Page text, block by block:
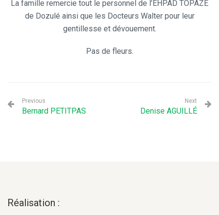
La famille remercie tout le personnel de l’EHPAD TOPAZE
de Dozulé ainsi que les Docteurs Walter pour leur
gentillesse et dévouement.
Pas de fleurs.
Previous
Bernard PETITPAS
Next
Denise AGUILLÉ
Réalisation :